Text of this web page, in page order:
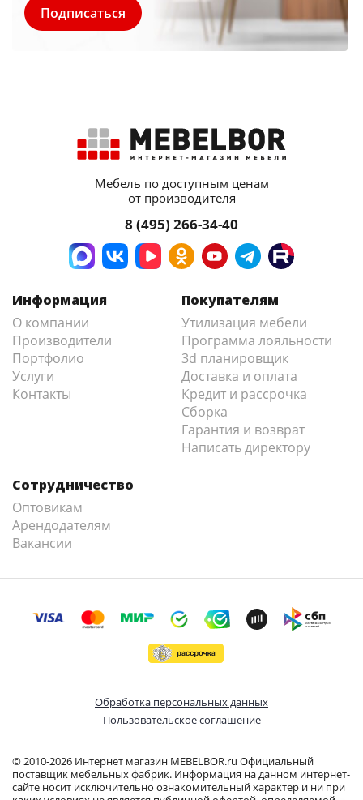
Мебель по доступным ценам
от производителя
8 (495) 266-34-40
Информация
О компании
Производители
Портфолио
Услуги
Контакты
Покупателям
Утилизация мебели
Программа лояльности
3d планировщик
Доставка и оплата
Кредит и рассрочка
Сборка
Гарантия и возврат
Написать директору
Сотрудничество
Оптовикам
Арендодателям
Вакансии
© 2010-2026 Интернет магазин MEBELBOR.ru Официальный
поставщик мебельных фабрик. Информация на данном интернет-
сайте носит исключительно ознакомительный характер и ни при
Обработка персональных данных
Пользовательское соглашение